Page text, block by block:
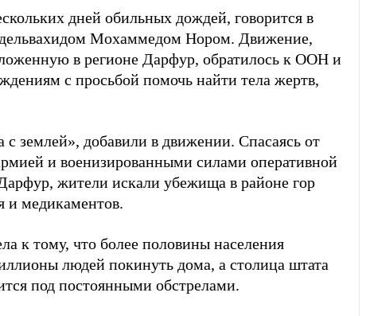
дней обильных дождей, говорится в
Мохаммедом Нором. Движение,
в регионе Дарфур, обратилось к ООН и
с просьбой помочь найти тела жертв,
с землей», добавили в движении. Спасаясь от
и военизированными силами оперативной
жители искали убежища в районе гор
и медикаментов.
к тому, что более половины населения
людей покинуть дома, а столица штата
под постоянными обстрелами.